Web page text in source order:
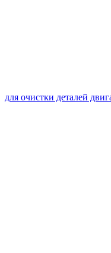
для очистки деталей